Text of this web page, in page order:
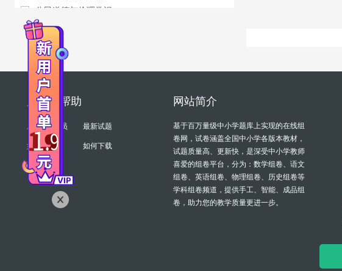
公民道德与伦理常识
时事政治
服务与帮助
成为VIP会员 最新试题
如何组卷 如何下载
网站简介
基于百万量级中小学题库上实现的在线组
卷网，试卷涵盖全国中小学各版本教材，
试题质量高、更新快，是深受中小学教师
喜爱的组卷平台，分为：数学组卷、语文
组卷、英语组卷、物理组卷、历史组卷等
学科组卷频道，提供手工、智能、成品组
卷，助力您的教学质量更进一步。